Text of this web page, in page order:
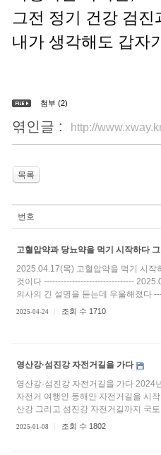
그전 정기 건강 검
내가 생각해도 갑자
첨부 (2)
엮인글 : http://
목록
번호
고혈압약과 당뇨약을 먹기 시작하다
2025.04.17(목) 고혈압약을 먹기 시작
것이다 --------------------------------
의사의 긴 설명을 듣는데 우울해졌다
2025-04-24 조회 수 1710
영산강·섬진강 자전거길을 가다
영산강·섬진강 자전거길을 가다
자전거 여행인 동해안 자전거길을 시
산강 그리고 섬진강 자전거길까지 국
2025-01-08 조회 수 1802